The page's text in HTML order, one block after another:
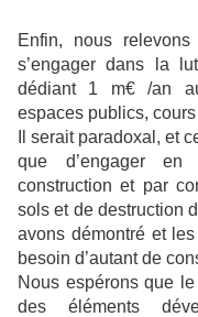
Enfin, nous
s’engager dans la
dédiant 1 m€ /an
espaces publics,
Il serait paradoxal, et
que d’engager
construction et par
sols et de destruction
avons démontré et
besoin d’autant de
Nous espérons que
des éléments